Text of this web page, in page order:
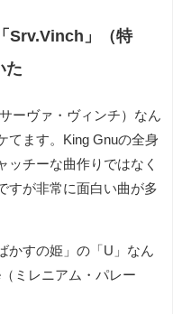
Srv.Vinch」（特
た
ーヴァ・ヴィンチ）なん
てます。King Gnuの全身
ッチーな曲作りではなく
すが非常に面白い曲が多
かすの姫」の「U」なん
ミレニアム・パレー